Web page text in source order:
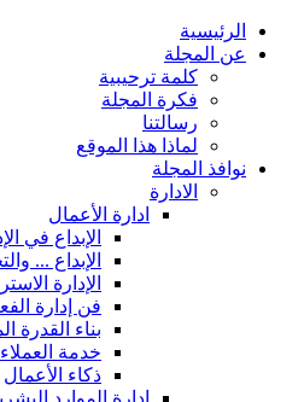
الرئيسية
عن المجلة
كلمة ترحيبية
فكرة المجلة
رسالتنا
لماذا هذا الموقع
نوافذ المجلة
الادارة
ادارة الأعمال
الإبداع في
الإبداع ...
الإدارة
فن إدارة
بناء القدرة
خدمة العملاء
ذكاء الأعمال
إدارة الموارد